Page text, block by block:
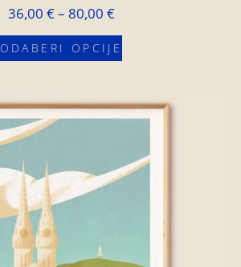
36,00 €– 80,00 €
ODABERI OPCIJE